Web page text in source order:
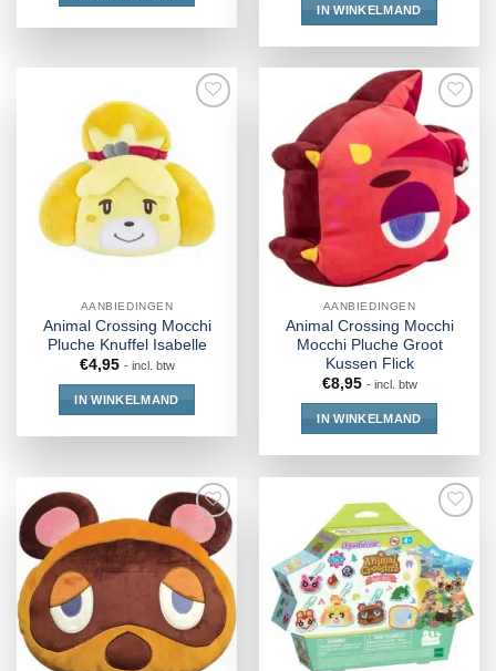
IN WINKELMAND
AANBIEDINGEN
Animal Crossing Mocchi
Pluche Knuffel Isabelle
€4,95 - incl. btw
IN WINKELMAND
AANBIEDINGEN
Animal Crossing Mocchi
Mocchi Pluche Groot
Kussen Flick
€8,95 - incl. btw
IN WINKELMAND